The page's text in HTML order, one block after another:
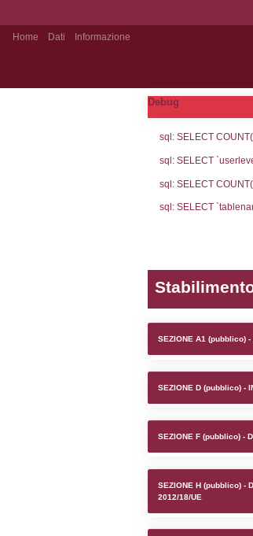
Notifiche pubblico